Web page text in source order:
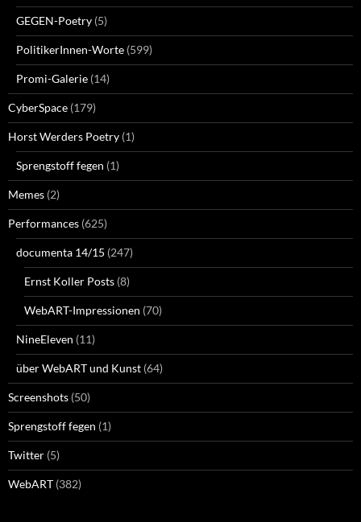
GEGEN-Poetry (5)
PolitikerInnen-Worte (599)
Promi-Galerie (14)
CyberSpace (179)
Horst Werders Poetry (1)
Sprengstoff fegen (1)
Memes (2)
Performances (625)
documenta 14/15 (247)
Ernst Koller Posts (8)
WebART-Impressionen (70)
NineEleven (11)
über WebART und Kunst (64)
Screenshots (50)
Sprengstoff fegen (1)
Twitter (5)
WebART (382)